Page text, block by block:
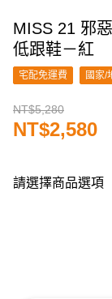
MISS 21 邪
低跟鞋－紅
宅配免運費 國家/
NT$5,280
NT$2,580
請選擇商品選項